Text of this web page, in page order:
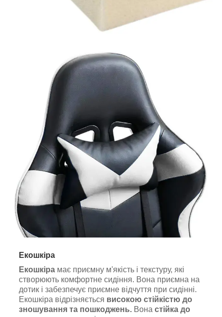
Екошкіра
Екошкіра має приємну м'якість і текстуру, які
створюють комфортне сидіння. Вона приємна на
дотик і забезпечує приємне відчуття при сидінні.
Екошкіра відрізняється високою стійкістю до
зношування та пошкоджень. Вона стійка до